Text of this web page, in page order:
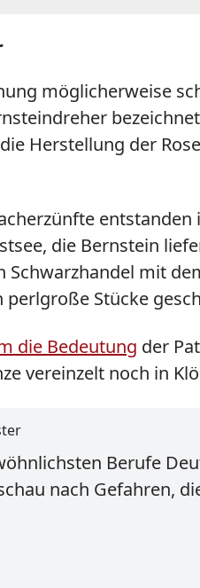
möglicherweise
Herstellung der
die Bernstein
Schwarzhandel mit
Stücke
die Bedeutung der
vereinzelt noch in
Berufe
nach Gefahren,